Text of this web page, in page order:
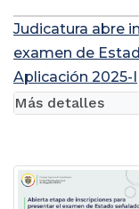
Judicatura abre
examen de
Aplicación 2025-I
Más detalles